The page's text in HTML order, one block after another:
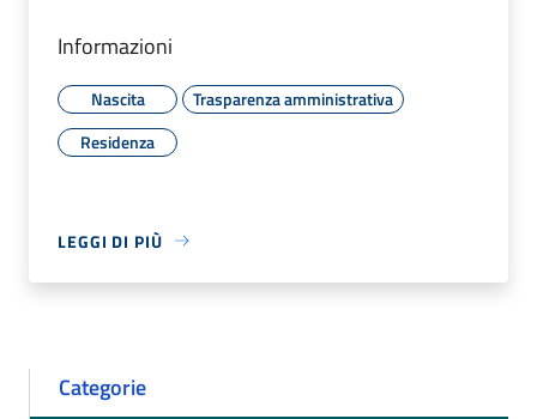
Informazioni
Nascita
Trasparenza amministrativa
Residenza
LEGGI DI PIÙ
Categorie